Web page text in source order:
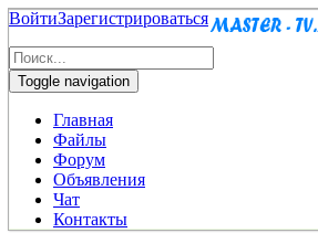
ВойтиЗарегистрироваться
Toggle navigation
Главная
Файлы
Форум
Объявления
Чат
Контакты